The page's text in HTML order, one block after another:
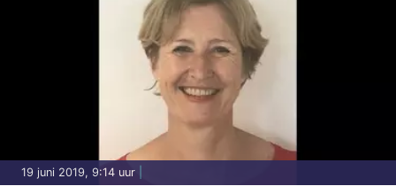
19 juni 2019, 9:14 uur